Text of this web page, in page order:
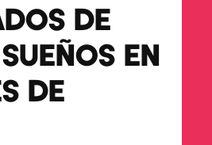
DE
EN
DE